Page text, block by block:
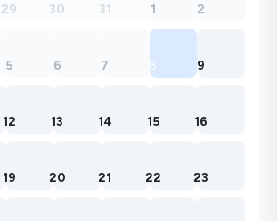
29 30 31 1 2
5 6 7 8 9
12 13 14 15 16
19 20 21 22 23